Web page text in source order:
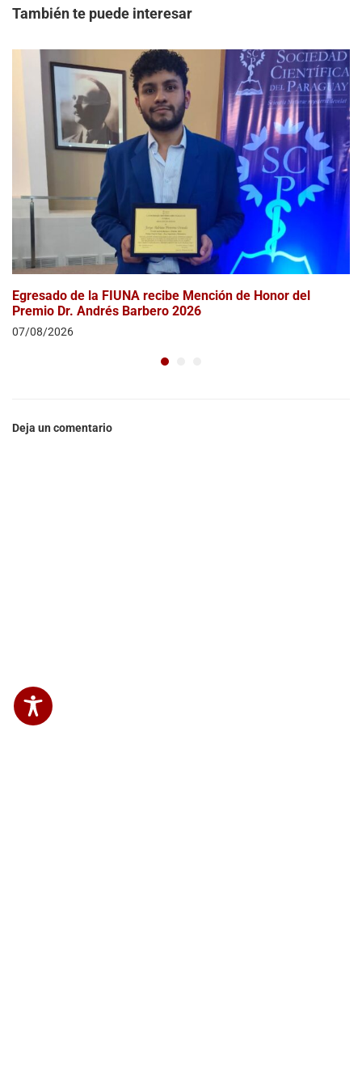
Campinas (UNICAMP)
??
También te puede interesar
Egresado de la FIUNA recibe Mención de Honor del
Premio Dr. Andrés Barbero 2026
07/08/2026
Deja un comentario